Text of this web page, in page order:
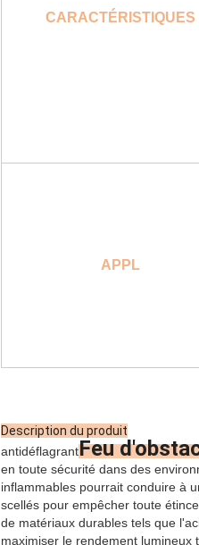
CARACTÉRISTIQUES
APPL
Description du produit
antidéflagrantFeu
en toute sécurité dans des
inflammables pourrait conduire à
scellés pour empêcher toute
de matériaux durables tels que
maximiser le rendement lumineux